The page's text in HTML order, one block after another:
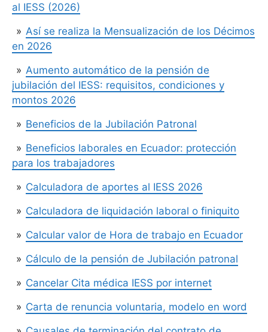
al IESS (2026)
Así se realiza la Mensualización de los Décimos
en 2026
Aumento automático de la pensión de
jubilación del IESS: requisitos, condiciones y
montos 2026
Beneficios de la Jubilación Patronal
Beneficios laborales en Ecuador: protección
para los trabajadores
Calculadora de aportes al IESS 2026
Calculadora de liquidación laboral o finiquito
Calcular valor de Hora de trabajo en Ecuador
Cálculo de la pensión de Jubilación patronal
Cancelar Cita médica IESS por internet
Carta de renuncia voluntaria, modelo en word